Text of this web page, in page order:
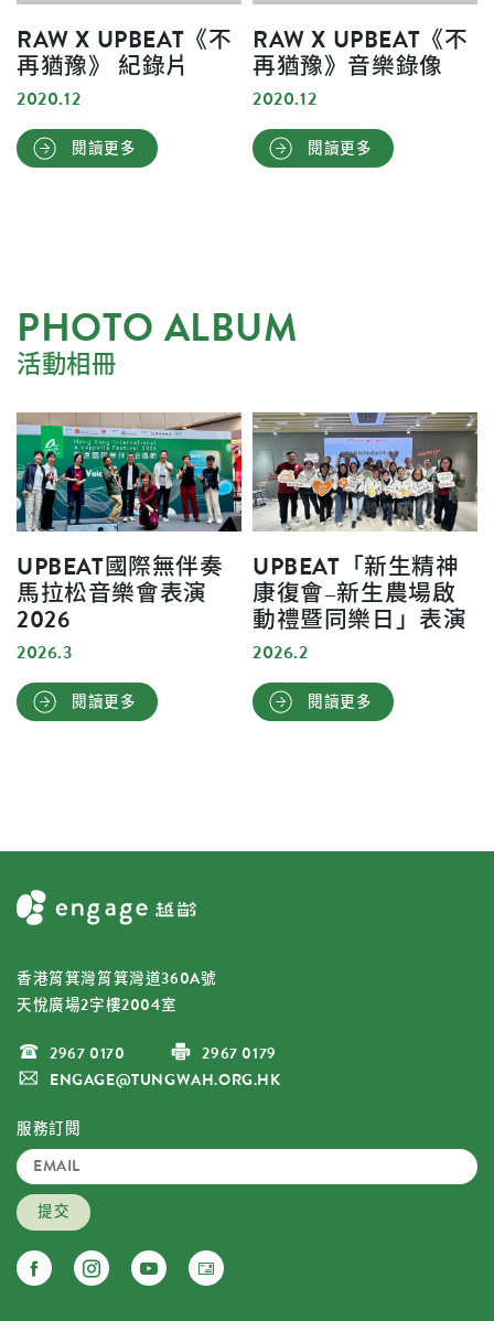
RAW X UPBEAT《不
再猶豫》 紀錄片
2020.12
閱讀更多
RAW X UPBEAT《不
再猶豫》音樂錄像
2020.12
閱讀更多
PHOTO ALBUM
活動相冊
UPBEAT國際無伴奏
馬拉松音樂會表演
2026
2026.3
閱讀更多
UPBEAT「新生精神
康復會–新生農場啟
動禮暨同樂日」表演
2026.2
閱讀更多
香港筲箕灣筲箕灣道360A號
天悅廣場2字樓2004室
2967 0170
2967 0179
ENGAGE@TUNGWAH.ORG.HK
服務訂閱